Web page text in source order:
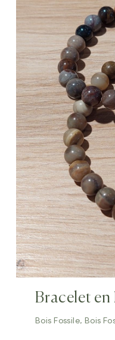
Bracelet en
Bois Fossile, Bois